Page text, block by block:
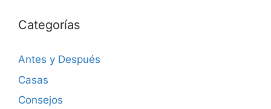
Categorías
Antes y Después
Casas
Consejos